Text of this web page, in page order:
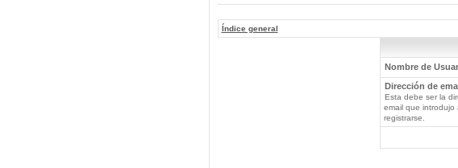
Índice general
Nombre de
Dirección de
Esta debe ser la
email que introdujo
registrarse.